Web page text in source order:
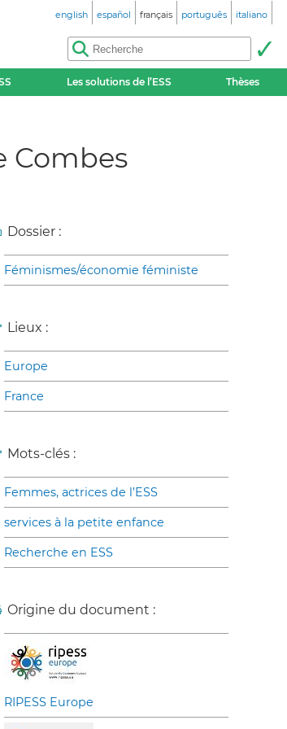
english español français português italiano
Les solutions de l’ESS Thèses
Combes
Dossier :
Féminismes/économie féministe
Lieux :
Europe
France
Mots-clés :
Femmes, actrices de l’ESS
services à la petite enfance
Recherche en ESS
Origine du document :
RIPESS Europe